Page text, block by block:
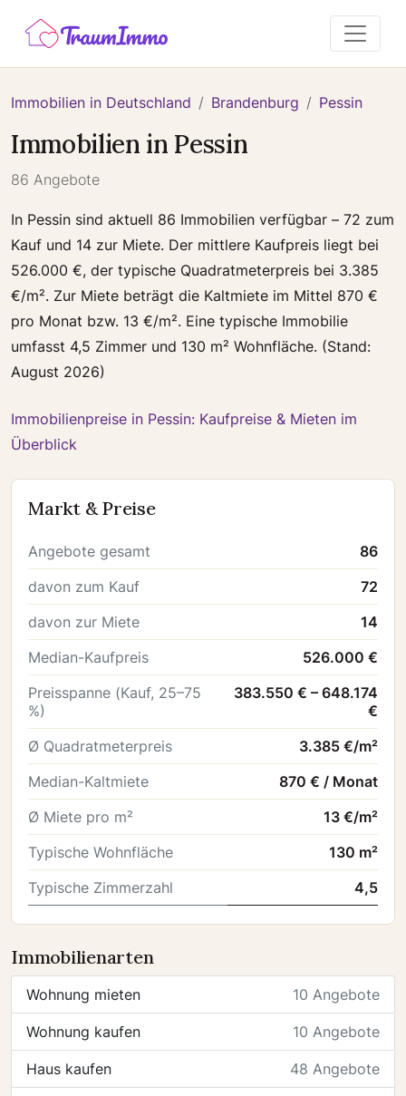
Immobilien in Deutschland Brandenburg Pessin
Immobilien in Pessin
86 Angebote
In Pessin sind aktuell 86 Immobilien verfügbar – 72 zum
Kauf und 14 zur Miete. Der mittlere Kaufpreis liegt bei
526.000 €, der typische Quadratmeterpreis bei 3.385
€/m². Zur Miete beträgt die Kaltmiete im Mittel 870 €
pro Monat bzw. 13 €/m². Eine typische Immobilie
umfasst 4,5 Zimmer und 130 m² Wohnfläche. (Stand:
August 2026)
Immobilienpreise in Pessin: Kaufpreise & Mieten im
Überblick
Markt & Preise
Angebote gesamt
86
davon zum Kauf
72
davon zur Miete
14
Median-Kaufpreis
526.000 €
Preisspanne (Kauf, 25–75
%)
383.550 € – 648.174
€
Ø Quadratmeterpreis
3.385 €/m²
Median-Kaltmiete
870 € / Monat
Ø Miete pro m²
13 €/m²
Typische Wohnfläche
130 m²
Typische Zimmerzahl
4,5
Immobilienarten
Wohnung mieten 10 Angebote
Wohnung kaufen 10 Angebote
Haus kaufen 48 Angebote